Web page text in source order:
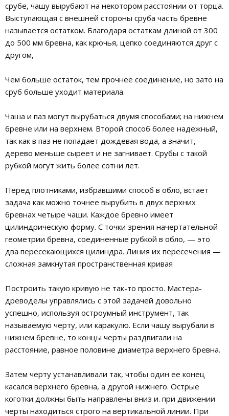
срубе, чашу вырубают на некотором расстоянии от торца.
Выступающая с внешней стороны сруба часть бревне
называется остатком. Благодаря остаткам длиной от 300
до 500 мм бревна, как крючья, цепко соединяются друг с
другом,
Чем больше остаток, тем прочнее соединение, но зато на
сруб больше уходит материала.
Чаша и паз могут вырубаться двумя способами; на нижнем
бревне или на верхнем. Второй способ более надежный,
так как в паз не попадает дождевая вода, а значит,
дерево меньше сыреет и не загнивает. Срубы с такой
рубкой могут жить более сотни лет.
Перед плотниками, избравшими способ в обло, встает
задача как можно точнее вырубить в двух верхних
бревнах четыре чаши. Каждое бревно имеет
цилиндрическую форму. С точки зрения начертательной
геометрии бревна, соединенные рубкой в обло, — это
два пересекающихся цилиндра. Линия их пересечения —
сложная замкнутая пространственная кривая
Построить такую кривую не так-то просто. Мастера-
древоделы управлялись с этой задачей довольно
успешно, используя остроумный инструмент, так
называемую черту, или каракулю. Если чашу вырубали в
нижнем бревне, то концы черты раздвигали на
расстояние, равное половине диаметра верхнего бревна.
Затем черту устанавливали так, чтобы один ее конец
касался верхнего бревна, а другой нижнего. Острые
коготки должны быть направлены вниз и. при движении
черты находиться строго на вертикальной линии. При